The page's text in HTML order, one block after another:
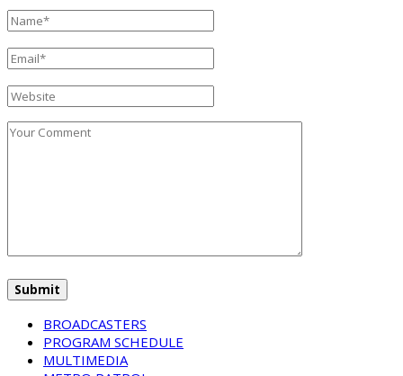
BROADCASTERS
PROGRAM SCHEDULE
MULTIMEDIA